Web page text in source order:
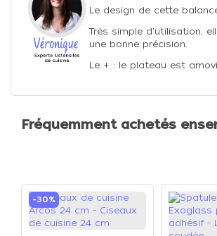
Le design de cette
Très simple d'utilisation,
une bonne précision.
Le + : le plateau est
Fréquemment achetés
-30%